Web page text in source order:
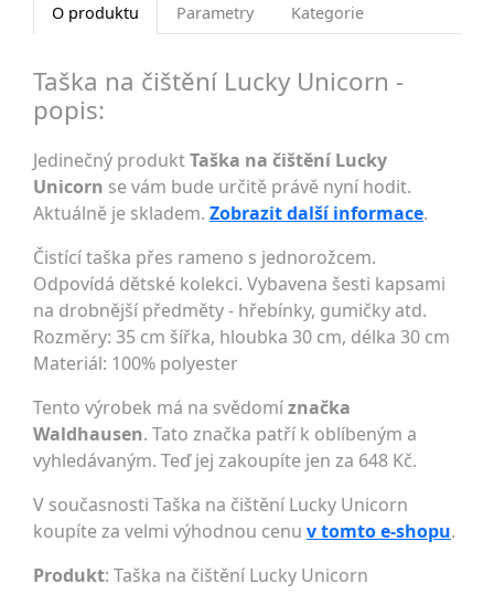
O produktu Parametry Kategorie
Taška na čištění Lucky Unicorn -
popis:
Jedinečný produktTaška na čištění Lucky
Unicorn se vám bude určitě právě nyní hodit.
Aktuálně je skladem. Zobrazit další informace.
Čistící taška přes rameno s jednorožcem.
Odpovídá dětské kolekci. Vybavena šesti kapsami
na drobnější předměty - hřebínky, gumičky atd.
Rozměry: 35 cm šířka, hloubka 30 cm, délka 30 cm
Materiál: 100% polyester
Tento výrobek má na svědomíznačka
Waldhausen. Tato značka patří k oblíbeným a
vyhledávaným. Teď jej zakoupíte jen za 648 Kč.
V současnosti Taška na čištění Lucky Unicorn
koupíte za velmi výhodnou cenu v tomto e-shopu.
Produkt: Taška na čištění Lucky Unicorn